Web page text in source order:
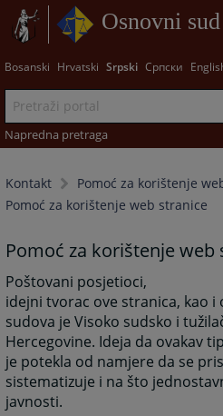
Osnovni
Bosanski Hrvatski Srpski Српски
Napredna pretraga
Kontakt
Pomoć za korištenje
Pomoć za korištenje web stranice
Pomoć za korištenje web
Poštovani posjetioci,
idejni tvorac ove stranica, kao i
sudova je Visoko sudsko i
Hercegovine. Ideja da ovakav
je potekla od namjere da se
sistematizuje i na što
javnosti.